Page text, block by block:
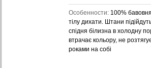
Особенности: 100%
тілу дихати. Штани
спідня білизна в холодну
втрачає кольору, не
роками на собі